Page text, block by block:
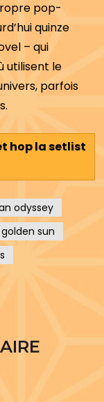
pop-
quinze
– qui
utilisent le
parfois
hop la setlist
odyssey
golden sun